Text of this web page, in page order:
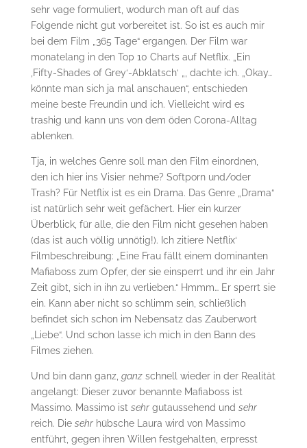
sehr vage formuliert, wodurch man oft auf das
Folgende nicht gut vorbereitet ist. So ist es auch mir
bei dem Film „365 Tage“ ergangen. Der Film war
monatelang in den Top 10 Charts auf Netflix. „Ein
‚Fifty-Shades of Grey‘-Abklatsch‘ „, dachte ich. „Okay…
könnte man sich ja mal anschauen“, entschieden
meine beste Freundin und ich. Vielleicht wird es
trashig und kann uns von dem öden Corona-Alltag
ablenken.
Tja, in welches Genre soll man den Film einordnen,
den ich hier ins Visier nehme? Softporn und/oder
Trash? Für Netflix ist es ein Drama. Das Genre „Drama“
ist natürlich sehr weit gefächert. Hier ein kurzer
Überblick, für alle, die den Film nicht gesehen haben
(das ist auch völlig unnötig!). Ich zitiere Netflix‘
Filmbeschreibung: „Eine Frau fällt einem dominanten
Mafiaboss zum Opfer, der sie einsperrt und ihr ein Jahr
Zeit gibt, sich in ihn zu verlieben.“ Hmmm… Er sperrt sie
ein. Kann aber nicht so schlimm sein, schließlich
befindet sich schon im Nebensatz das Zauberwort
„Liebe“. Und schon lasse ich mich in den Bann des
Filmes ziehen.
Und bin dann ganz, ganzschnell wieder in der Realität
angelangt: Dieser zuvor benannte Mafiaboss ist
Massimo. Massimo ist sehrgutaussehend und sehr
reich. Die sehrhübsche Laura wird von Massimo
entführt, gegen ihren Willen festgehalten, erpresst